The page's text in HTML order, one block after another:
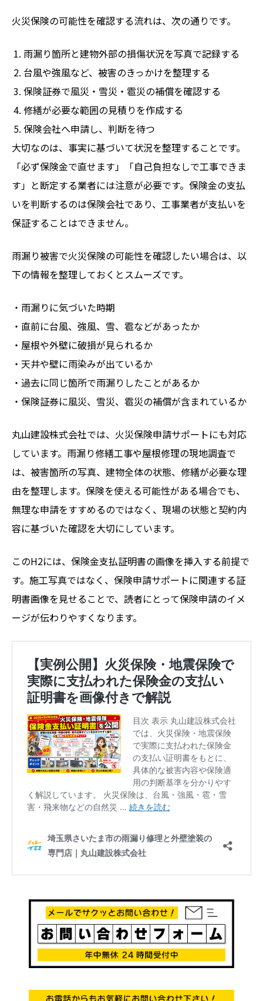
火災保険の可能性を確認する流れは、次の通りです。
雨漏り箇所と建物外部の損傷状況を写真で記録する
台風や強風など、被害のきっかけを整理する
保険証券で風災・雪災・雹災の補償を確認する
修繕が必要な範囲の見積りを作成する
保険会社へ申請し、判断を待つ
大切なのは、事実に基づいて状況を整理することです。
「必ず保険金で直せます」「自己負担なしで工事できま
す」と断定する業者には注意が必要です。保険金の支払
いを判断するのは保険会社であり、工事業者が支払いを
保証することはできません。
雨漏り被害で火災保険の可能性を確認したい場合は、以
下の情報を整理しておくとスムーズです。
・雨漏りに気づいた時期
・直前に台風、強風、雪、雹などがあったか
・屋根や外壁に破損が見られるか
・天井や壁に雨染みが出ているか
・過去に同じ箇所で雨漏りしたことがあるか
・保険証券に風災、雪災、雹災の補償が含まれているか
丸山建設株式会社では、火災保険申請サポートにも対応
しています。雨漏り修繕工事や屋根修理の現地調査で
は、被害箇所の写真、建物全体の状態、修繕が必要な理
由を整理します。保険を使える可能性がある場合でも、
無理な申請をすすめるのではなく、現場の状態と契約内
容に基づいた確認を大切にしています。
このH2には、保険金支払証明書の画像を挿入する前提で
す。施工写真ではなく、保険申請サポートに関連する証
明書画像を見せることで、読者にとって保険申請のイメ
ージが伝わりやすくなります。